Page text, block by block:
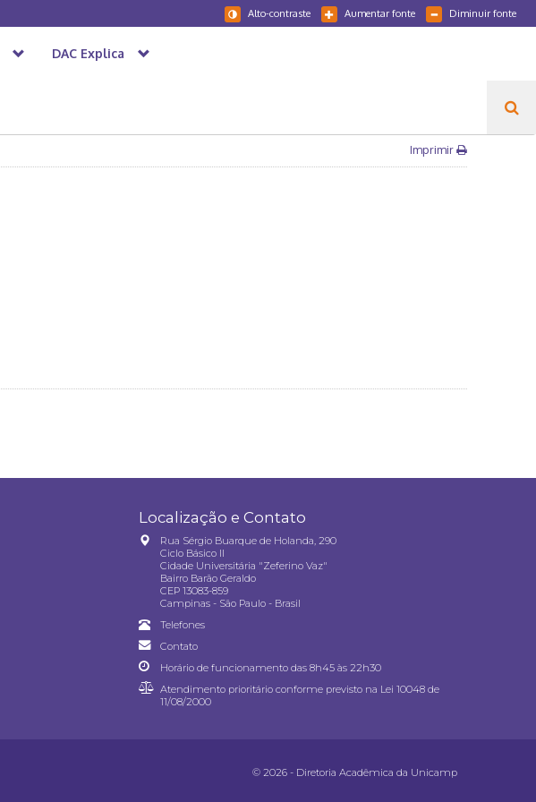
Diminuir fonte
Aumentar fonte
Alto-contraste
DAC Explica
Imprimir
Localização e Contato
Rua Sérgio Buarque de Holanda, 290
Ciclo Básico II
Cidade Universitária "Zeferino Vaz"
Bairro Barão Geraldo
CEP 13083-859
Campinas - São Paulo - Brasil
Telefones
Contato
Horário de funcionamento das 8h45 às 22h30
Atendimento prioritário conforme previsto na Lei 10048 de
11/08/2000
© 2026 - Diretoria Acadêmica da Unicamp